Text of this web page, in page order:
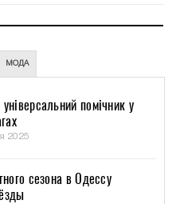
МОДА
помічник у
2025
сезона в Одессу